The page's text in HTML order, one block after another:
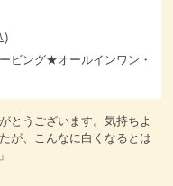
)
ビング★オールインワン・
とうございます。気持ちよ
が、こんなに白くなるとは